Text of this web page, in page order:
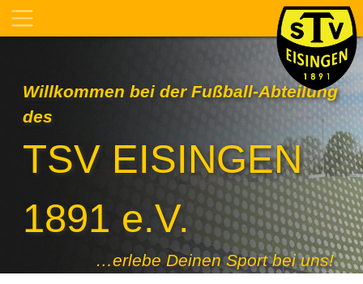
Willkommen bei der Fußball-Abteilung
des
TSV EISINGEN
1891 e.V.
…erlebe Deinen Sport bei uns!